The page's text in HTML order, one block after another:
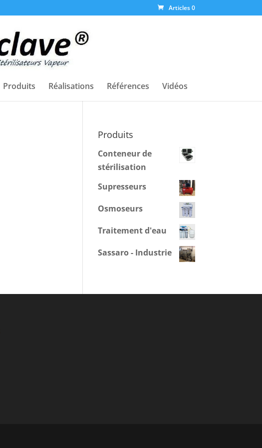
Articles 0
Produits Réalisations Références Vidéos
Produits
Conteneur de
stérilisation
Supresseurs
Osmoseurs
Traitement d'eau
Sassaro - Industrie